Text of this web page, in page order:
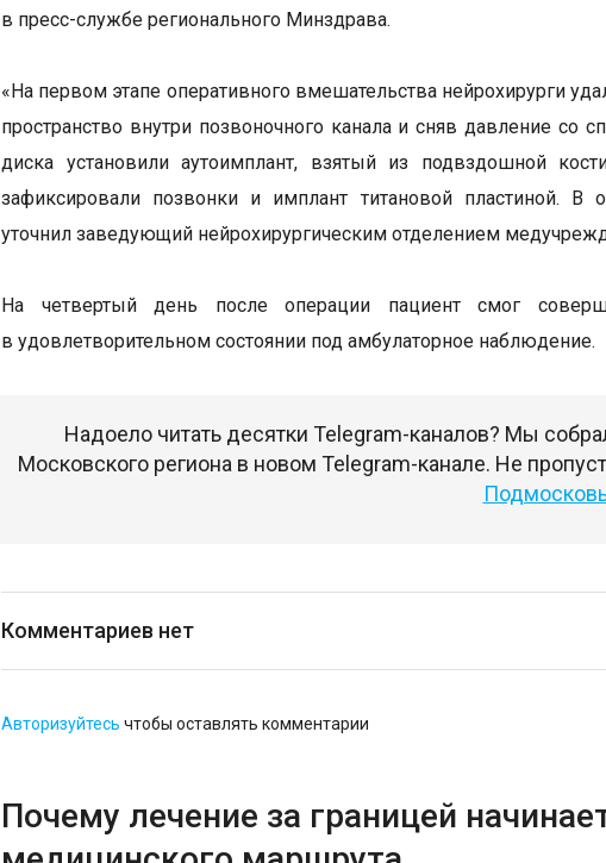
в пресс-службе регионального Минздрава.
«На первом этапе оперативного вмешательства нейрохирурги
пространство внутри позвоночного канала и сняв давление со
диска установили аутоимплант, взятый из подвздошной
зафиксировали позвонки и имплант титановой пластиной.
уточнил заведующий нейрохирургическим отделением
На четвертый день после операции пациент смог
в удовлетворительном состоянии под амбулаторное наблюдение.
Надоело читать десятки Telegram-каналов? Мы
Московского региона в новом Telegram-канале. Не
Комментариев нет
Авторизуйтесь чтобы оставлять комментарии
Почему лечение за границей